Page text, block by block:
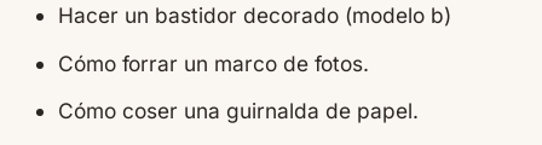
Hacer un bastidor decorado (modelo b)
Cómo forrar un marco de fotos.
Cómo coser una guirnalda de papel.